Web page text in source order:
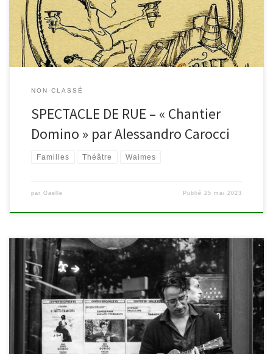
abracadabrantesque, longtemps gardé secret : la machine
Goldberg ! Une drôle de construction qui […]
NON CLASSÉ
SPECTACLE DE RUE – « Chantier
Domino » par Alessandro Carocci
Familles Théâtre Waimes
par Gaelle Publié25 mai 2023
Contes d’Automne | La maison dans la forêt (Histoire de sorcières)
Vendredi 21 octobre, à 19h30, à la bibliothèque de Waimes C’est
une baraque au fond des bois qui ne paie pas de mine. On ouvre
facilement car il n’y pas de clef. Dedans, on trouve une vieille, au
regard […]